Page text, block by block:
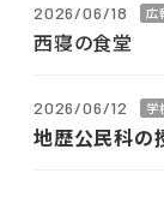
2026/06/18 広
西寝の食堂
2026/06/12 学
地歴公民科